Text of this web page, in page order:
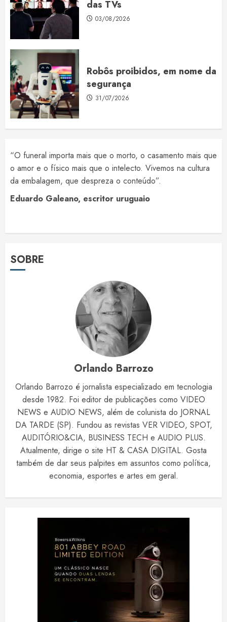
das TVs
03/08/2026
Robôs proibidos, em nome da
segurança
31/07/2026
“O funeral importa mais que o morto, o casamento mais que
o amor e o físico mais que o intelecto. Vivemos na cultura
da embalagem, que despreza o conteúdo”.
Eduardo Galeano, escritor uruguaio
SOBRE
Orlando Barrozo
Orlando Barrozo é jornalista especializado em tecnologia
desde 1982. Foi editor de publicações como VIDEO
NEWS e AUDIO NEWS, além de colunista do JORNAL
DA TARDE (SP). Fundou as revistas VER VIDEO, SPOT,
AUDITÓRIO&CIA, BUSINESS TECH e AUDIO PLUS.
Atualmente, dirige o site HT & CASA DIGITAL. Gosta
também de dar seus palpites em assuntos como política,
economia, esportes e artes em geral.